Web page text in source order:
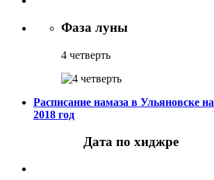
Фаза луны
4 четверть
Расписание намаза в Ульяновске на
2018 год
Дата по хиджре